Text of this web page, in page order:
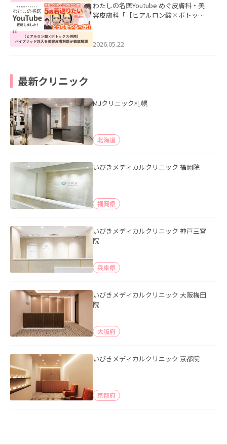
わたしの名医Youtube めぐ皮膚科・美
容皮膚科「【ヒアルロン酸×ボトック
た。
2026.05.22
最新クリニック
MJクリニック札幌
北海道
いびきメディカルクリニック 福岡院
福岡県
いびきメディカルクリニック 神戸三宮
院
兵庫県
いびきメディカルクリニック 大阪梅田
院
大阪府
いびきメディカルクリニック 京都院
京都府